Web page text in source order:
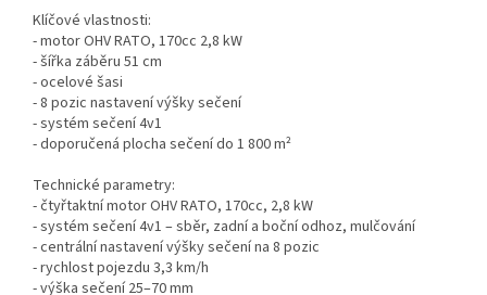
Klíčové vlastnosti:
- motor OHV RATO, 170cc 2,8 kW
- šířka záběru 51 cm
- ocelové šasi
- 8 pozic nastavení výšky sečení
- systém sečení 4v1
- doporučená plocha sečení do 1 800 m²
Technické parametry:
- čtyřtaktní motor OHV RATO, 170cc, 2,8 kW
- systém sečení 4v1 – sběr, zadní a boční odhoz, mulčování
- centrální nastavení výšky sečení na 8 pozic
- rychlost pojezdu 3,3 km/h
- výška sečení 25–70 mm